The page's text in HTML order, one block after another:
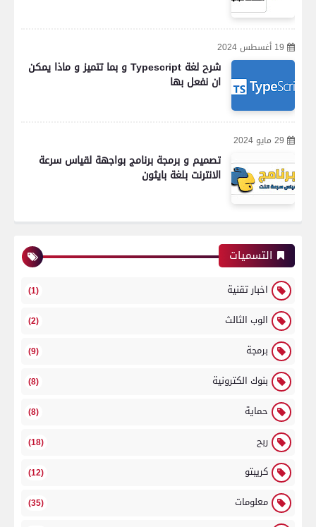
19 أغسطس 2024
شرح لغة Typescript و بما تتميز و ماذا يمكن
ان نفعل بها
29 مايو 2024
تصميم و برمجة برنامج بواجهة لقياس سرعة
الانترنت بلغة بايثون
التسميات
اخبار تقنية (1)
الوب الثالث (2)
برمجة (9)
بنوك الكترونية (8)
حماية (8)
ربح (18)
كريبتو (12)
معلومات (35)